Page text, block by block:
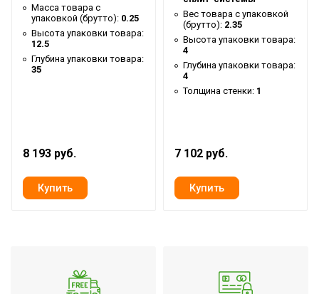
Артикул
(V) Ballu Olympic 15,88х0,75х15000
Бренд
Гарантийный
товара
Количество в
упаковке
Масса товара с
упаковкой (брутто): 0.25
Высота упаковки товара:
12.5
Глубина упаковки товара:
35
8 193 руб.
Вес товара с упаковкой
(брутто): 2.35
Высота упаковки товара:
4
Глубина упаковки товара:
4
Толщина стенки: 1
7 102 руб.